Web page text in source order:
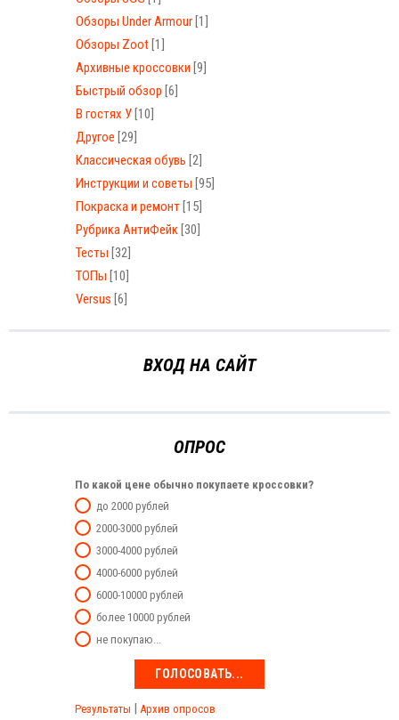
Обзоры Under Armour [1]
Обзоры Zoot [1]
Архивные кроссовки [9]
Быстрый обзор [6]
В гостях У [10]
Другое [29]
Классическая обувь [2]
Инструкции и советы [95]
Покраска и ремонт [15]
Рубрика АнтиФейк [30]
Тесты [32]
ТОПы [10]
Versus [6]
ВХОД НА САЙТ
ОПРОС
По какой цене обычно покупаете кроссовки?
до 2000 рублей
2000-3000 рублей
3000-4000 рублей
4000-6000 рублей
6000-10000 рублей
более 10000 рублей
не покупаю...
Результаты | Архив опросов